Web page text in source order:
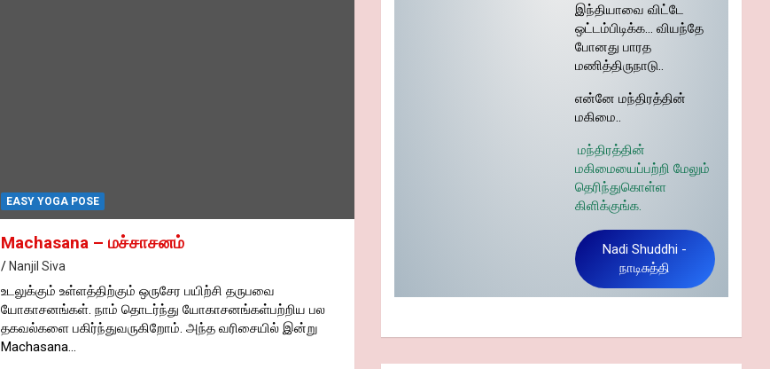
EASY YOGA POSE
Machasana – மச்சாசனம்
Nanjil Siva
உடலுக்கும் உள்ளத்திற்கும் ஒருசேர பயிற்சி தருபவை
யோகாசனங்கள். நாம் தொடர்ந்து யோகாசனங்கள்பற்றிய பல
தகவல்களை பகிர்ந்துவருகிறோம். அந்த வரிசையில் இன்று
Machasana…
இந்தியாவை விட்டே
ஒட்டம்பிடிக்க… வியந்தே
போனது பாரத
மணித்திருநாடு..
என்னே மந்திரத்தின்
மகிமை..
மந்திரத்தின்
மகிமையைப்பற்றி மேலும்
தெரிந்துகொள்ள
கிளிக்குங்க.
Nadi Shuddhi -
நாடிசுத்தி